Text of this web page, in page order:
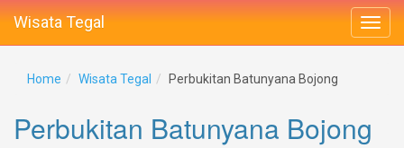
Wisata Tegal
Home Wisata Tegal Perbukitan Batunyana Bojong
Perbukitan Batunyana Bojong